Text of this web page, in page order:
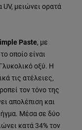
UV, μειώνει ορατά
Paste, με
οποίο είναι
οξύ. Η
τις ατέλειες,
τον τόνο της
απολέπιση και
Μέσα σε δύο
κατά 34% τον